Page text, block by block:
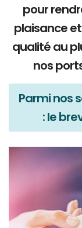
pour
plaisance
qualité au
nos
Parmi nos
: le